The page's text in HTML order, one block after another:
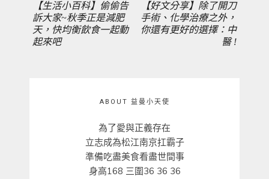
導
覽
PREVIOUS
POST:
【生活小百科】偷偷告
訴大家~秋季正是減肥
天，快均衡飲食一起動
起來吧
POST:
【好文分享】除了開刀
手術、化學治療之外，
你還有更好的選擇：中
醫 !
ABOUT 益曼小天使
為了愛與正義存在
立志成為松江南京扛霸子
準備吃盡美食看盡世間事
身高168 三圍36 36 36